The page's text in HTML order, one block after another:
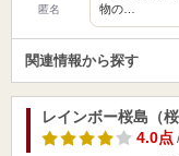
匿名
物の…
関連情報から探す
レインボー桜島（
4.0点/